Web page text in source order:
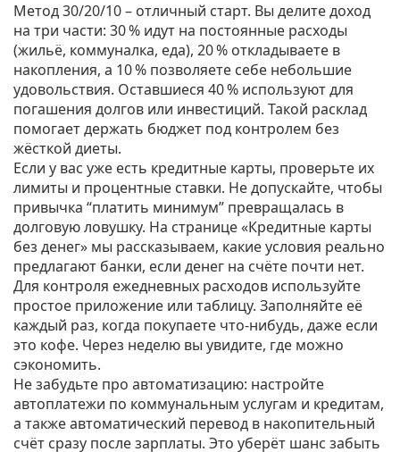
Метод 30/20/10 – отличный старт. Вы делите доход
на три части: 30 % идут на постоянные расходы
(жильё, коммуналка, еда), 20 % откладываете в
накопления, а 10 % позволяете себе небольшие
удовольствия. Оставшиеся 40 % используют для
погашения долгов или инвестиций. Такой расклад
помогает держать бюджет под контролем без
жёсткой диеты.
Если у вас уже есть кредитные карты, проверьте их
лимиты и процентные ставки. Не допускайте, чтобы
привычка “платить минимум” превращалась в
долговую ловушку. На странице «Кредитные карты
без денег» мы рассказываем, какие условия реально
предлагают банки, если денег на счёте почти нет.
Для контроля ежедневных расходов используйте
простое приложение или таблицу. Заполняйте её
каждый раз, когда покупаете что‑нибудь, даже если
это кофе. Через неделю вы увидите, где можно
сэкономить.
Не забудьте про автоматизацию: настройте
автоплатежи по коммунальным услугам и кредитам,
а также автоматический перевод в накопительный
счёт сразу после зарплаты. Это уберёт шанс забыть